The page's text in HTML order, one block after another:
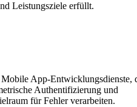
Leistungsziele erfüllt.
App-Entwicklungsdienste,
Authentifizierung und
für Fehler verarbeiten.